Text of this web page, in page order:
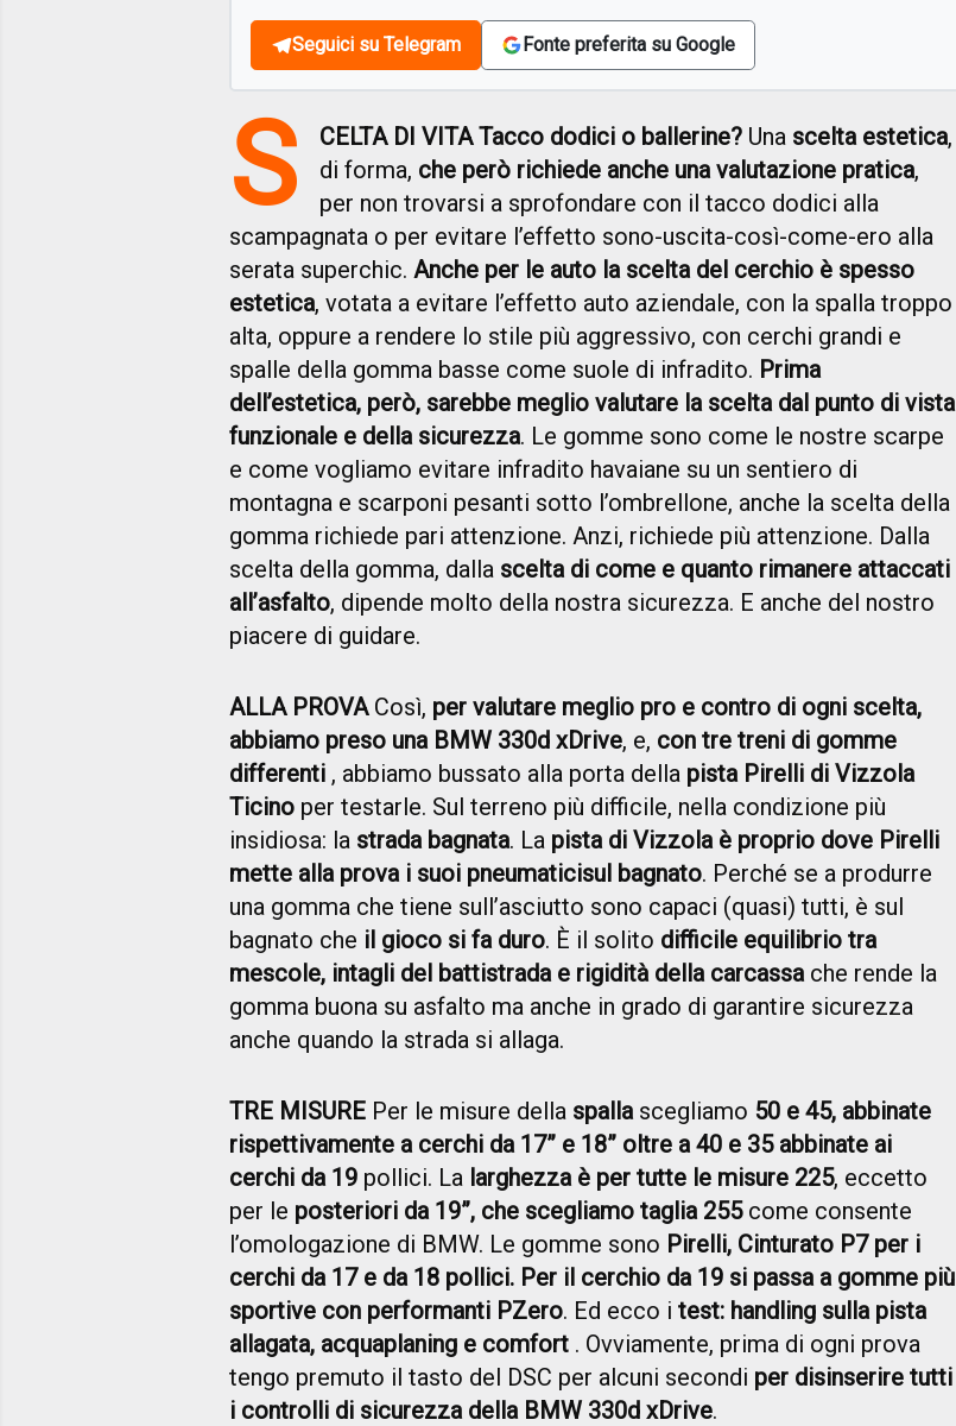
Seguici su Telegram Fonte preferita su Google
S CELTA DI VITA Tacco dodici o ballerine? Una scelta estetica,
di forma, che però richiede anche una valutazione pratica,
per non trovarsi a sprofondare con il tacco dodici alla
scampagnata o per evitare l’effetto sono-uscita-così-come-ero alla
serata superchic. Anche per le auto la scelta del cerchio è spesso
estetica, votata a evitare l’effetto auto aziendale, con la spalla troppo
alta, oppure a rendere lo stile più aggressivo, con cerchi grandi e
spalle della gomma basse come suole di infradito. Prima
dell’estetica, però, sarebbe meglio valutare la scelta dal punto di vista
funzionale e della sicurezza. Le gomme sono come le nostre scarpe
e come vogliamo evitare infradito havaiane su un sentiero di
montagna e scarponi pesanti sotto l’ombrellone, anche la scelta della
gomma richiede pari attenzione. Anzi, richiede più attenzione. Dalla
scelta della gomma, dalla scelta di come e quanto rimanere attaccati
all’asfalto, dipende molto della nostra sicurezza. E anche del nostro
piacere di guidare.
ALLA PROVACosì, per valutare meglio pro e contro di ogni scelta,
abbiamo preso una BMW 330d xDrive, e, con tre treni di gomme
differenti , abbiamo bussato alla porta della pista Pirelli di Vizzola
Ticino per testarle. Sul terreno più difficile, nella condizione più
insidiosa: la strada bagnata. La pista di Vizzola è proprio dove Pirelli
mette alla prova i suoi pneumaticisul bagnato. Perché se a produrre
una gomma che tiene sull’asciutto sono capaci (quasi) tutti, è sul
bagnato che il gioco si fa duro. È il solito difficile equilibrio tra
mescole, intagli del battistrada e rigidità della carcassache rende la
gomma buona su asfalto ma anche in grado di garantire sicurezza
anche quando la strada si allaga.
TRE MISURE Per le misure della spallascegliamo 50 e 45, abbinate
rispettivamente a cerchi da 17” e 18” oltre a 40 e 35 abbinate ai
cerchi da 19 pollici. La larghezza è per tutte le misure 225, eccetto
per le posteriori da 19”, che scegliamo taglia 255come consente
l’omologazione di BMW. Le gomme sono Pirelli, Cinturato P7 per i
cerchi da 17 e da 18 pollici. Per il cerchio da 19 si passa a gomme più
sportive con performanti PZero. Ed ecco i test: handling sulla pista
allagata, acquaplaning e comfort . Ovviamente, prima di ogni prova
tengo premuto il tasto del DSC per alcuni secondi per disinserire tutti
i controlli di sicurezza della BMW 330d xDrive.